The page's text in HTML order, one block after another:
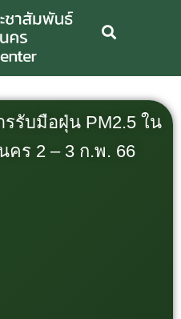
รับมือฝุ่น PM2.5 ใน
ร 2 – 3 ก.พ. 66